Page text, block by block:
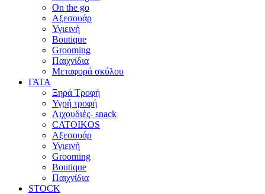
On the go
Αξεσουάρ
Υγιεινή
Boutique
Grooming
Παιχνίδια
Μεταφορά σκύλου
ΓΑΤΑ
Ξηρά Τροφή
Υγρή τροφή
Λιχουδιές- snack
CATOIKOS
Αξεσουάρ
Υγιεινή
Grooming
Boutique
Παιχνίδια
STOCK